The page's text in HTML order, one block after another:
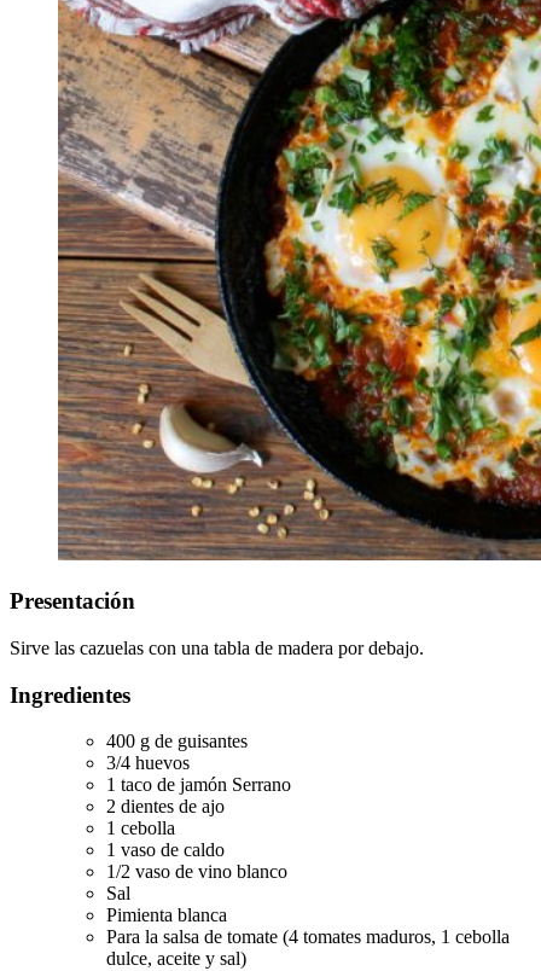
Presentación
Sirve las cazuelas con una tabla de madera por debajo.
Ingredientes
400 g de guisantes
3/4 huevos
1 taco de jamón Serrano
2 dientes de ajo
1 cebolla
1 vaso de caldo
1/2 vaso de vino blanco
Sal
Pimienta blanca
Para la salsa de tomate (4 tomates maduros, 1 cebolla
dulce, aceite y sal)